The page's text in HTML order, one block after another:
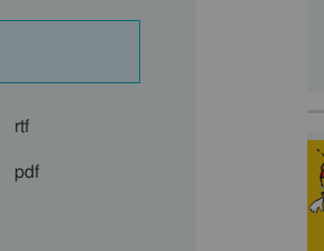
rtf
pdf